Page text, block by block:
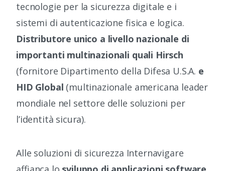
tecnologie per la sicurezza digitale e i
sistemi di autenticazione fisica e logica.
Distributore unico a livello nazionale di
importanti multinazionali quali Hirsch
(fornitore Dipartimento della Difesa U.S.A. e
HID Global (multinazionale americana leader
mondiale nel settore delle soluzioni per
l’identità sicura).
Alle soluzioni di sicurezza Internavigare